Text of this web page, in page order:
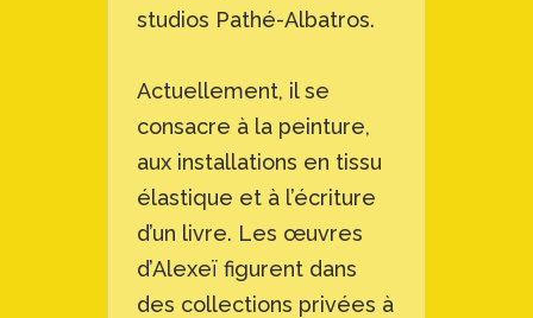
studios Pathé-Albatros.
Actuellement, il se
consacre à la peinture,
aux installations en tissu
élastique et à l’écriture
d’un livre. Les œuvres
d’Alexeï figurent dans
des collections privées à